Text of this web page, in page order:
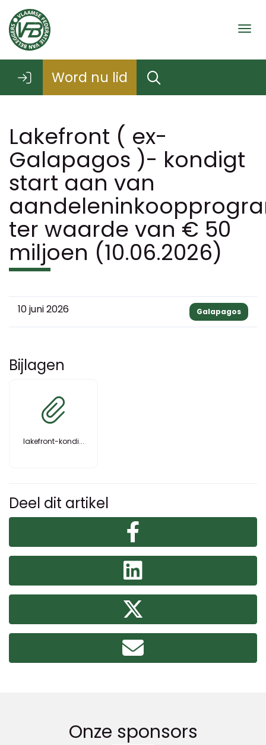
Word nu lid
Lakefront ( ex-
Galapagos )- kondigt
start aan van
ter waarde van € 50
miljoen (10.06.2026)
10 juni 2026 Galapagos
Bijlagen
lakefront-kondi...
Deel dit artikel
Onze sponsors